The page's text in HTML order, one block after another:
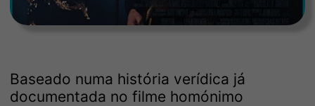
Baseado numa história verídica já
documentada no filme homónimo